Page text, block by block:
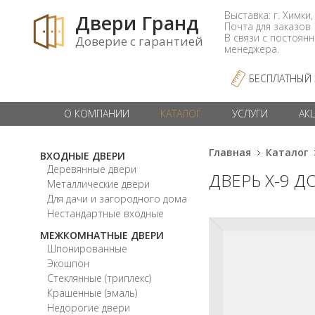
Двери Гранд
Доверие с гарантией
Выставка: г.
Почта для
В связи с
менеджера.
БЕСПЛАТНЫЙ
О КОМПАНИИ КАТАЛОГ УСЛУГИ
ВХОДНЫЕ ДВЕРИ
Деревянные двери
Металлические двери
Для дачи и загородного дома
Нестандартные входные
МЕЖКОМНАТНЫЕ ДВЕРИ
Шпонированные
Экошпон
Стеклянные (триплекс)
Крашенные (эмаль)
Недорогие двери
Главная Каталог
ДВЕРЬ X-9